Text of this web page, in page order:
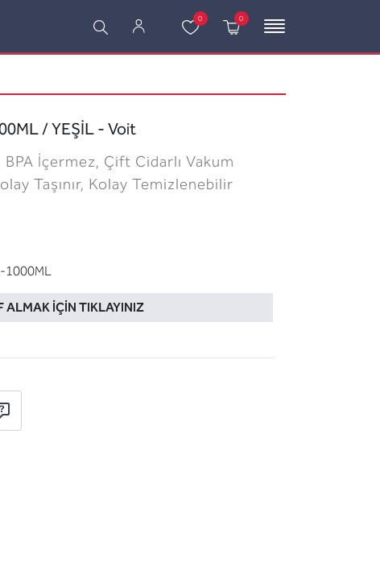
0 0
/ YEŞİL - Voit
İçermez, Çift Cidarlı Vakum
Taşınır, Kolay Temizlenebilir
1000ML
ALMAK İÇIN TIKLAYINIZ
ekle
e-posta ile gönder
Soru sor